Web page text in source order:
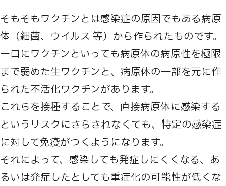
そもそもワクチンとは感染症の原因でもある病原
体（細菌、ウイルス 等）から作られたものです。
一口にワクチンといっても病原体の病原性を極限
まで弱めた生ワクチンと、病原体の一部を元に作
られた不活化ワクチンがあります。
これらを接種することで、直接病原体に感染する
というリスクにさらされなくても、特定の感染症
に対して免疫がつくようになります。
それによって、感染しても発症しにくくなる、あ
るいは発症したとしても重症化の可能性が低くな